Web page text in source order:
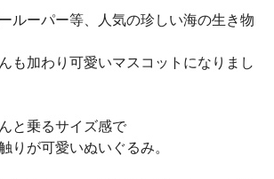
ルーパー等、人気の珍しい海の生き物
も加わり可愛いマスコットになりまし
と乗るサイズ感で
りが可愛いぬいぐるみ。